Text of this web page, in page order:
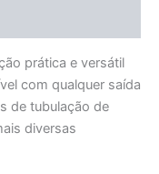
prática e versátil
com qualquer saída
de tubulação de
diversas